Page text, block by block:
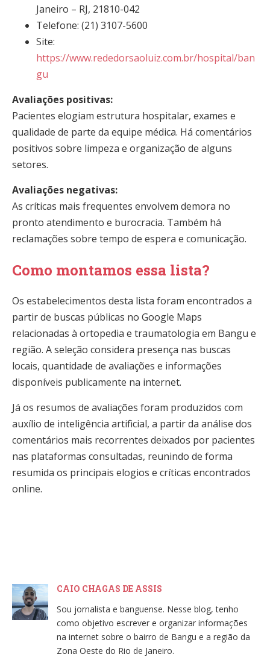
Janeiro – RJ, 21810-042
Telefone: (21) 3107-5600
Site:
https://www.rededorsaoluiz.com.br/hospital/ban
gu
Avaliações positivas:
Pacientes elogiam estrutura hospitalar, exames e
qualidade de parte da equipe médica. Há comentários
positivos sobre limpeza e organização de alguns
setores.
Avaliações negativas:
As críticas mais frequentes envolvem demora no
pronto atendimento e burocracia. Também há
reclamações sobre tempo de espera e comunicação.
Como montamos essa lista?
Os estabelecimentos desta lista foram encontrados a
partir de buscas públicas no Google Maps
relacionadas à ortopedia e traumatologia em Bangu e
região. A seleção considera presença nas buscas
locais, quantidade de avaliações e informações
disponíveis publicamente na internet.
Já os resumos de avaliações foram produzidos com
auxílio de inteligência artificial, a partir da análise dos
comentários mais recorrentes deixados por pacientes
nas plataformas consultadas, reunindo de forma
resumida os principais elogios e críticas encontrados
online.
CAIO CHAGAS DE ASSIS
Sou jornalista e banguense. Nesse blog, tenho
como objetivo escrever e organizar informações
na internet sobre o bairro de Bangu e a região da
Zona Oeste do Rio de Janeiro.